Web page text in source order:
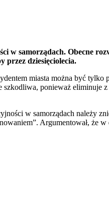
samorządach. Obecne
przez dziesięciolecia.
miasta można być
ponieważ eliminuje
w samorządach należy
Argumentował, że